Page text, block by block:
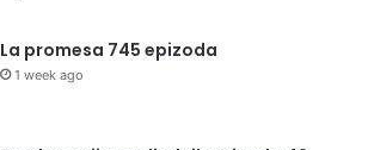
La promesa 745 epizoda
1 week ago